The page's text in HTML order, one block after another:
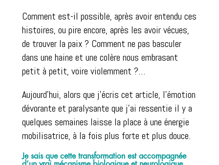
Comment est-il possible, après avoir entendu ces
histoires, ou pire encore, après les avoir vécues,
de trouver la paix ? Comment ne pas basculer
dans une haine et une colère nous embrasant
petit à petit, voire violemment ?…
Aujourd’hui, alors que j’écris cet article, l’émotion
dévorante et paralysante que j’ai ressentie il y a
quelques semaines laisse la place à une énergie
mobilisatrice, à la fois plus forte et plus douce.
Je sais que cette transformation est accompagnée